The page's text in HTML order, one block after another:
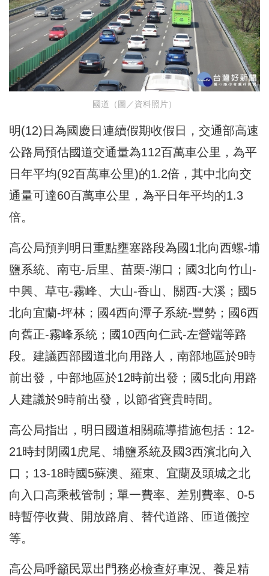
國道（圖／資料照片）
明(12)日為國慶日連續假期收假日，交通部高速
公路局預估國道交通量為112百萬車公里，為平
日年平均(92百萬車公里)的1.2倍，其中北向交
通量可達60百萬車公里，為平日年平均的1.3
倍。
高公局預判明日重點壅塞路段為國1北向西螺-埔
鹽系統、南屯-后里、苗栗-湖口；國3北向竹山-
中興、草屯-霧峰、大山-香山、關西-大溪；國5
北向宜蘭-坪林；國4西向潭子系統-豐勢；國6西
向舊正-霧峰系統；國10西向仁武-左營端等路
段。建議西部國道北向用路人，南部地區於9時
前出發，中部地區於12時前出發；國5北向用路
人建議於9時前出發，以節省寶貴時間。
高公局指出，明日國道相關疏導措施包括：12-
21時封閉國1虎尾、埔鹽系統及國3西濱北向入
口；13-18時國5蘇澳、羅東、宜蘭及頭城之北
向入口高乘載管制；單一費率、差別費率、0-5
時暫停收費、開放路肩、替代道路、匝道儀控
等。
高公局呼籲民眾出門務必檢查好車況、養足精